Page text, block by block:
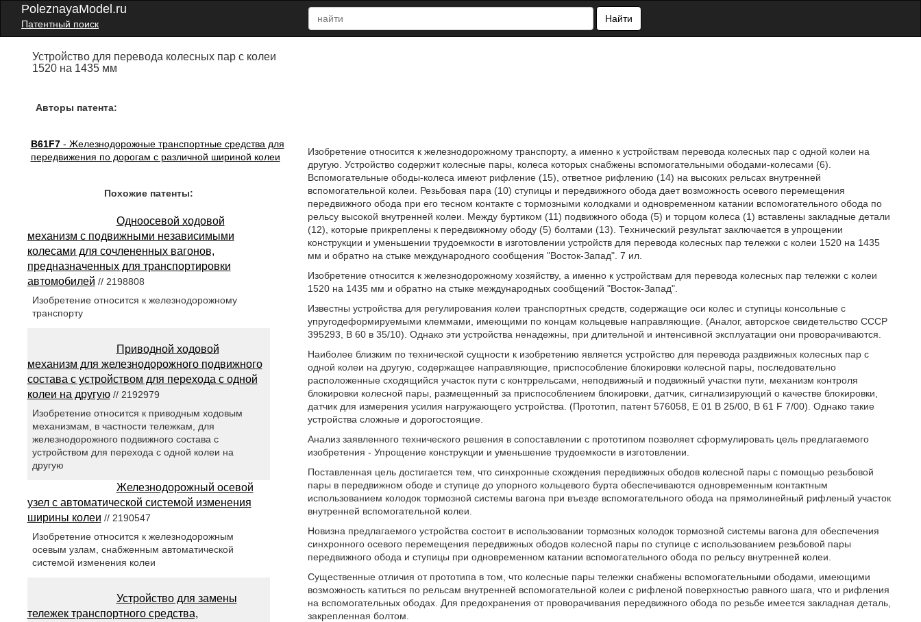
PoleznayaModel.ru
Патентный поиск
Найти
Устройство для перевода колесных пар с колеи
1520 на 1435 мм
Авторы патента:
B61F7- Железнодорожные транспортные средства для
передвижения по дорогам с различной шириной колеи
Изобретение относится к железнодорожному транспорту, а именно к устройствам перевода колесных пар с одной колеи на
другую. Устройство содержит колесные пары, колеса которых снабжены вспомогательными ободами-колесами (6).
Вспомогательные ободы-колеса имеют рифление (15), ответное рифлению (14) на высоких рельсах внутренней
вспомогательной колеи. Резьбовая пара (10) ступицы и передвижного обода дает возможность осевого перемещения
передвижного обода при его тесном контакте с тормозными колодками и одновременном катании вспомогательного обода по
рельсу высокой внутренней колеи. Между буртиком (11) подвижного обода (5) и торцом колеса (1) вставлены закладные детали
(12), которые прикреплены к передвижному ободу (5) болтами (13). Технический результат заключается в упрощении
конструкции и уменьшении трудоемкости в изготовлении устройств для перевода колесных пар тележки с колеи 1520 на 1435
мм и обратно на стыке международного сообщения "Восток-Запад". 7 ил.
Изобретение относится к железнодорожному хозяйству, а именно к устройствам для перевода колесных пар тележки с колеи
1520 на 1435 мм и обратно на стыке международных сообщений "Восток-Запад".
Известны устройства для регулирования колеи транспортных средств, содержащие оси колес и ступицы консольные с
упругодеформируемыми клеммами, имеющими по концам кольцевые направляющие. (Аналог, авторское свидетельство СССР
395293, В 60 в 35/10). Однако эти устройства ненадежны, при длительной и интенсивной эксплуатации они проворачиваются.
Наиболее близким по технической сущности к изобретению является устройство для перевода раздвижных колесных пар с
одной колеи на другую, содержащее направляющие, приспособление блокировки колесной пары, последовательно
расположенные сходящийся участок пути с контррельсами, неподвижный и подвижный участки пути, механизм контроля
блокировки колесной пары, размещенный за приспособлением блокировки, датчик, сигнализирующий о качестве блокировки,
датчик для измерения усилия нагружающего устройства. (Прототип, патент 576058, Е 01 В 25/00, В 61 F 7/00). Однако такие
устройства сложные и дорогостоящие.
Анализ заявленного технического решения в сопоставлении с прототипом позволяет сформулировать цель предлагаемого
изобретения - Упрощение конструкции и уменьшение трудоемкости в изготовлении.
Поставленная цель достигается тем, что синхронные схождения передвижных ободов колесной пары с помощью резьбовой
пары в передвижном ободе и ступице до упорного кольцевого бурта обеспечиваются одновременным контактным
использованием колодок тормозной системы вагона при въезде вспомогательного обода на прямолинейный рифленый участок
внутренней вспомогательной колеи.
Новизна предлагаемого устройства состоит в использовании тормозных колодок тормозной системы вагона для обеспечения
синхронного осевого перемещения передвижных ободов колесной пары по ступице с использованием резьбовой пары
передвижного обода и ступицы при одновременном катании вспомогательного обода по рельсу внутренней колеи.
Существенные отличия от прототипа в том, что колесные пары тележки снабжены вспомогательными ободами, имеющими
возможность катиться по рельсам внутренней вспомогательной колеи с рифленой поверхностью равного шага, что и рифления
на вспомогательных ободах. Для предохранения от проворачивания передвижного обода по резьбе имеется закладная деталь,
закрепленная болтом.
Похожие патенты:
Одноосевой ходовой
механизм с подвижными независимыми
колесами для сочлененных вагонов,
предназначенных для транспортировки
автомобилей // 2198808
Изобретение относится к железнодорожному
транспорту
Приводной ходовой
механизм для железнодорожного подвижного
состава с устройством для перехода с одной
колеи на другую// 2192979
Изобретение относится к приводным ходовым
механизмам, в частности тележкам, для
железнодорожного подвижного состава с
устройством для перехода с одной колеи на
другую
Железнодорожный осевой
узел с автоматической системой изменения
ширины колеи // 2190547
Изобретение относится к железнодорожным
осевым узлам, снабженным автоматической
системой изменения колеи
Устройство для замены
тележек транспортного средства,